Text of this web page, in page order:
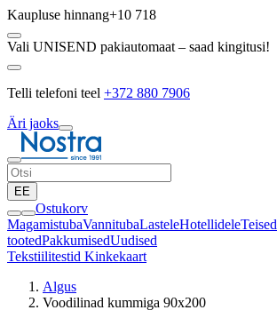
Kaupluse hinnang+10 718
Vali UNISEND pakiautomaat – saad kingitusi!
Telli telefoni teel +372 880 7906
Äri jaoks
EE
Ostukorv
MagamistubaVannitubaLasteleHotellideleTeised
tootedPakkumisedUudised
Tekstiilitestid Kinkekaart
Algus
Voodilinad kummiga 90x200